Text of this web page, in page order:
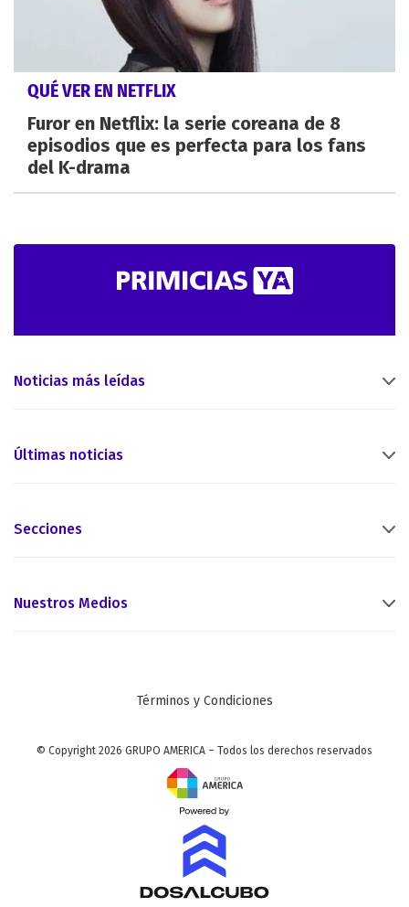
QUÉ VER EN NETFLIX
Furor en Netflix: la serie coreana de 8
episodios que es perfecta para los fans
del K-drama
Noticias más leídas
Últimas noticias
Secciones
Nuestros Medios
Términos y Condiciones
© Copyright 2026 GRUPO AMERICA – Todos los derechos reservados